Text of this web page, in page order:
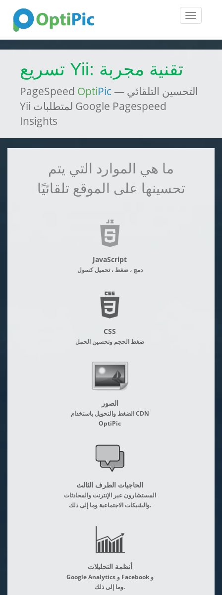
Toggle
تسريع Yii: تقنية مجربة
PageSpeed OptiPic — التحسين التلقائي
Yii لمتطلبات Google Pagespeed
Insights
ما هي الموارد التي يتم
تحسينها على الموقع تلقائيًا
JavaScript
دمج ، ضغط ، تحميل كسول
CSS
ضغط الحجم وتحسين الحمل
الصور
الضغط والتحويل باستخدام CDN
OptiPic
الحاجيات الطرف الثالث
المستشارون عبر الإنترنت والمحادثات
والشبكات الاجتماعية وما إلى ذلك.
أنظمة التحليلات
Google Analytics و Facebook و
وما إلى ذلك.